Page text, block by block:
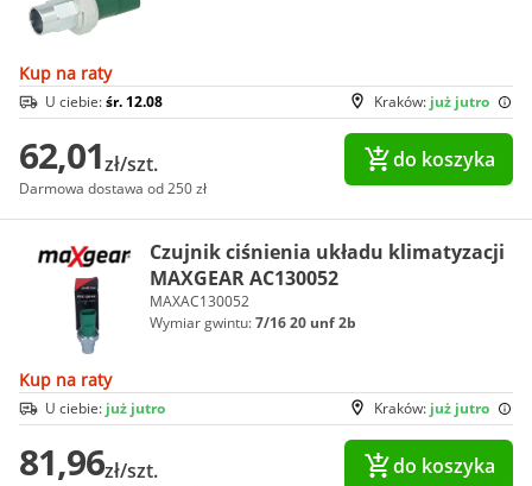
Kup na raty
Kraków: już jutro
U ciebie:śr. 12.08
62,01zł/szt.
Darmowa dostawa od 250 zł
do koszyka
Czujnik ciśnienia układu klimatyzacji
MAXGEAR AC130052
MAXAC130052
Wymiar gwintu:7/16 20 unf 2b
Kup na raty
Kraków: już jutro
U ciebie: już jutro
81,96zł/szt. do koszyka